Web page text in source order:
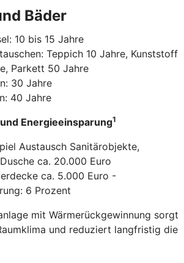
Bäder
10 bis 15 Jahre
Teppich 10 Jahre, Kunststoff
Parkett 50 Jahre
30 Jahre
40 Jahre
Energieeinsparung1
Austausch Sanitärobjekte,
ca. 20.000 Euro
ca. 5.000 Euro -
6 Prozent
mit Wärmerückgewinnung sorgt
und reduziert langfristig die